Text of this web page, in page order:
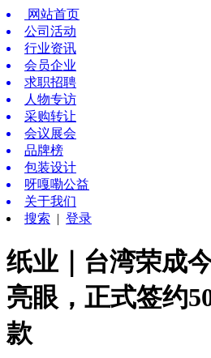
网站首页
公司活动
行业资讯
会员企业
求职招聘
人物专访
采购转让
会议展会
品牌榜
包装设计
呀嘎嘞公益
关于我们
搜索 | 登录
纸业｜台湾荣成
亮眼，正式签约
款